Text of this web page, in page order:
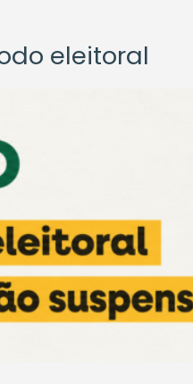
eleitoral